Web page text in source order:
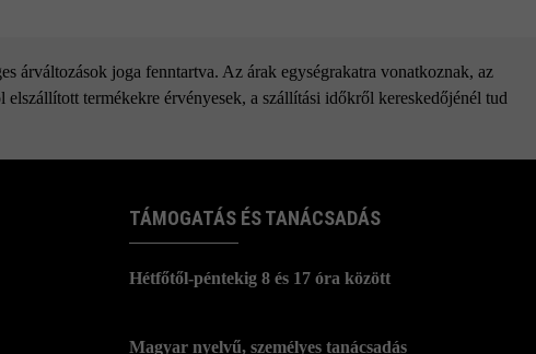
árváltozások joga fenntartva. Az árak egységrakatra vonatkoznak, az
termékekre érvényesek, a szállítási időkről kereskedőjénél tud
TÁMOGATÁS ÉS TANÁCSADÁS
Hétfőtől-péntekig 8 és 17 óra között
Magyar nyelvű, személyes tanácsadás